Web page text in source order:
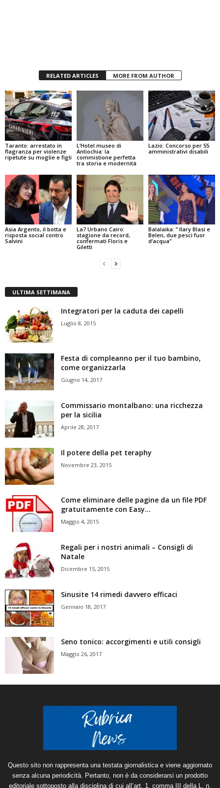
RELATED ARTICLES MORE FROM AUTHOR
Taranto: arrestato in
flagranza per violenze
ripetute su moglie e figli
L’Hotel museo di
Antiochia: la
commistione perfetta
tra storia e modernità
Lazio: Concorso per 55
amministrativi disabili
Asia Argento, il botta e
risposta social contro
Salvini
La7 Urbano Cairo:
stagione da record,
confermati Floris e
Giletti
Balalaika: ” Ilary Blasi e
Belen, due pesci fuor
d’acqua”
ULTIMA SETTIMANA
Integratori per la caduta dei capelli
Luglio 8, 2015
Festa di compleanno per il tuo bambino,
come organizzarla
Giugno 14, 2017
Commissario montalbano: una ricchezza
per la sicilia
Aprile 28, 2017
Il potere della pet teraphy
Novembre 23, 2015
Come eliminare delle pagine da un file PDF
gratuitamente con Easy...
Maggio 4, 2015
Regali per i nostri animali – Consigli di
Natale
Dicembre 15, 2015
Sinusite 14 rimedi davvero efficaci
Gennaio 18, 2017
Seno tonico: accorgimenti e utili consigli
Maggio 26, 2017
Questo sito non rappresenta una testata giornalistica e viene aggiornato
senza alcuna periodicità. Pertanto, non è da considerarsi un prodotto
editoriale sottoposto alla disciplina di cui all’art. 1, comma III della L. n.